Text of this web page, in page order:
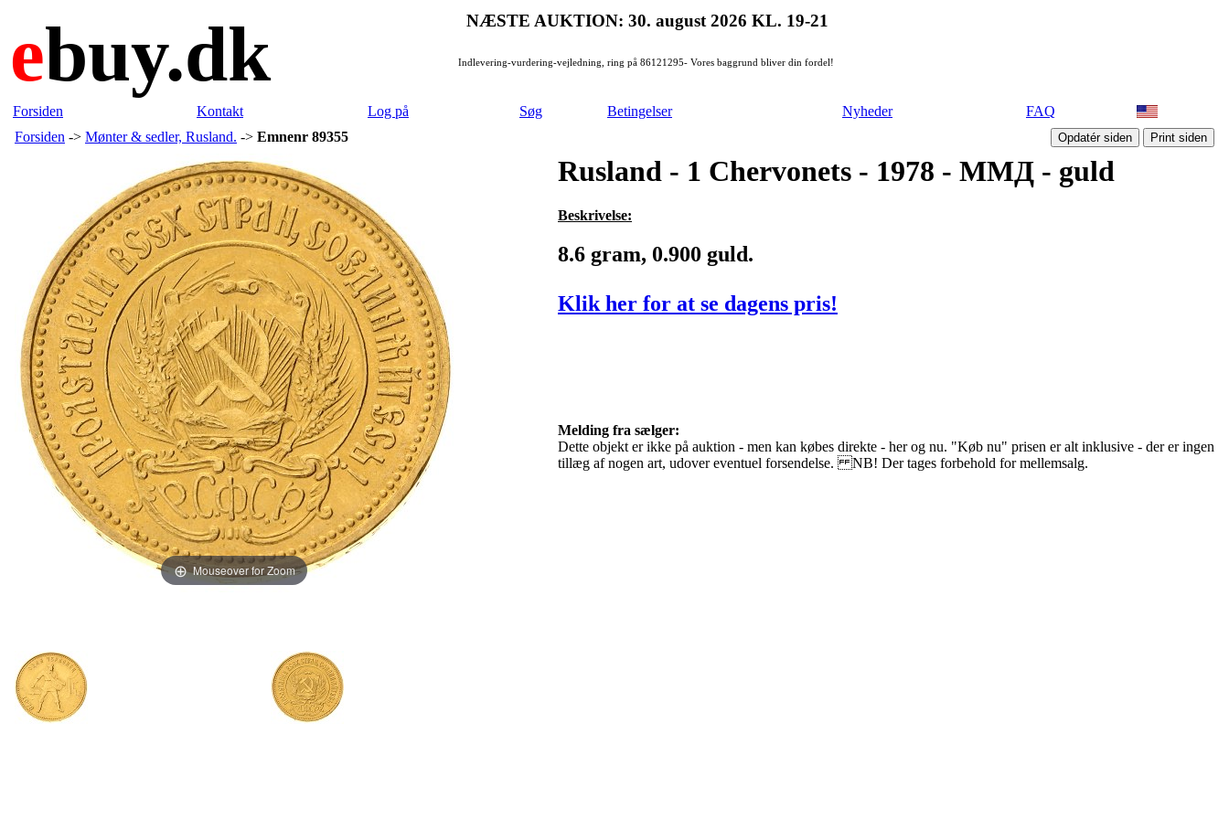
ebuy.dk NÆSTE AUKTION: 30. august 2026 KL. 19-21
Indlevering-vurdering-vejledning, ring på 86121295- Vores baggrund bliver din fordel!
Forsiden Kontakt Log på Søg Betingelser Nyheder
FAQ
Forsiden -> Mønter & sedler, Rusland. -> Emnenr 89355
Mouseover for Zoom
Rusland - 1 Chervonets - 1978 - ММД - guld
Beskrivelse:
8.6 gram, 0.900 guld.
Klik her for at se dagens pris!
Melding fra sælger:
Dette objekt er ikke på auktion - men kan købes direkte - her og nu. "Køb nu" prisen er alt inklusive - der er ingen
tillæg af nogen art, udover eventuel forsendelse. NB! Der tages forbehold for mellemsalg.